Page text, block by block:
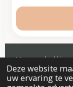
Deze website
uw ervaring te
Veenendaal |
© 2026 Prelude.